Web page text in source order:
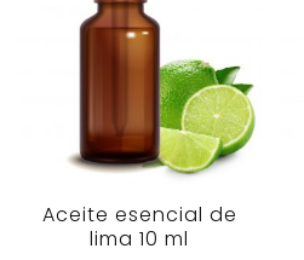
Aceite esencial de
lima 10 ml